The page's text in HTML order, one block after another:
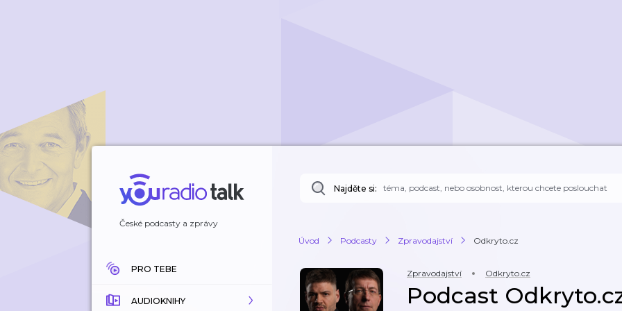
České podcasty a zprávy
PRO TEBE
AUDIOKNIHY
Najděte si:
Úvod Podcasty Zpravodajství Odkryto.cz
Zpravodajství Odkryto.cz
Podcast